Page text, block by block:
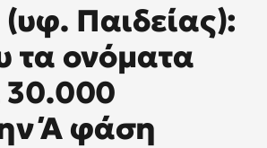
Παιδείας):
τα ονόματα
30.000
Ά φάση